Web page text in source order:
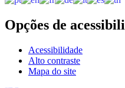
Opções de
Acessibilidade
Alto contraste
Mapa do site